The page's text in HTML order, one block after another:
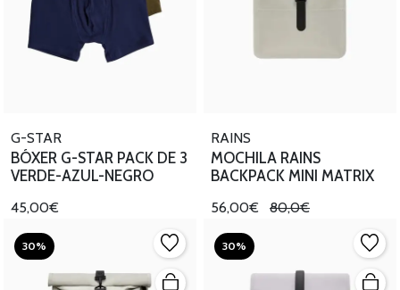
G-STAR
BÓXER G-STAR PACK DE 3
VERDE-AZUL-NEGRO
45,00€
RAINS
MOCHILA RAINS
BACKPACK MINI MATRIX
56,00€ 80,0€
30% 30%